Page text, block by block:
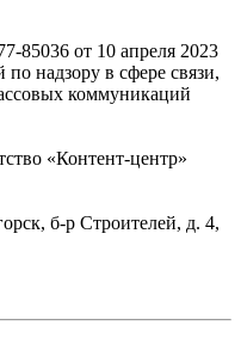
от 10 апреля 2023
надзору в сфере связи,
коммуникаций
«Контент-центр»
б-р Строителей, д. 4,